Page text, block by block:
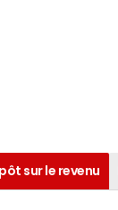
sur le revenu